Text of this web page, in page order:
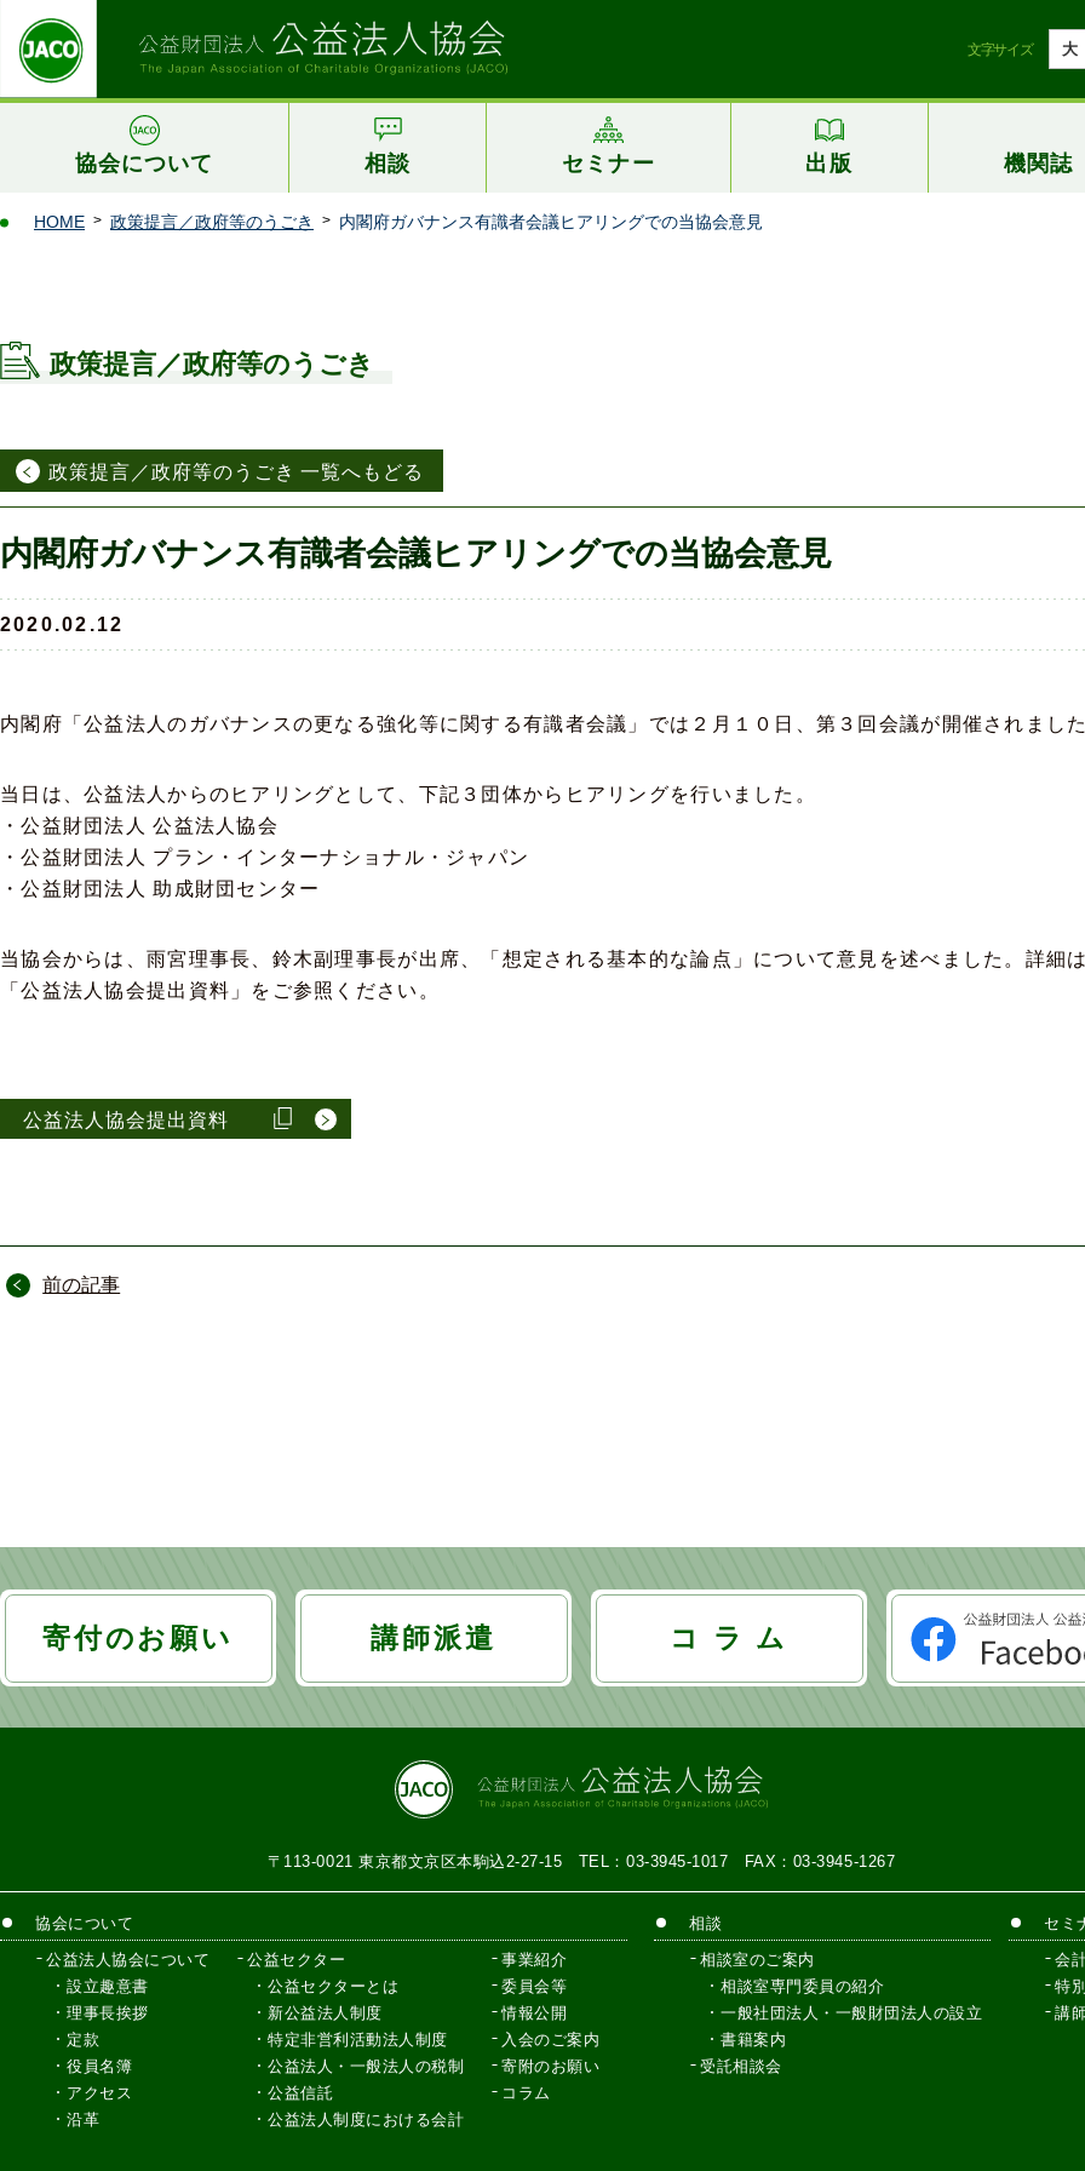
文字サイズ 大
協会について 相談 セミナー 出版 機関誌
HOME 政策提言／政府等のうごき 内閣府ガバナンス有識者会議ヒアリングでの当協会意見
政策提言／政府等のうごき
政策提言／政府等のうごき 一覧へもどる
内閣府ガバナンス有識者会議ヒアリングでの当協会意見
2020.02.12
内閣府「公益法人のガバナンスの更なる強化等に関する有識者会議」では２月１０日、第３回会議が開催されまし
当日は、公益法人からのヒアリングとして、下記３団体からヒアリングを行いました。
・公益財団法人 公益法人協会
・公益財団法人 プラン・インターナショナル・ジャパン
・公益財団法人 助成財団センター
当協会からは、雨宮理事長、鈴木副理事長が出席、「想定される基本的な論点」について意見を述べました。詳細
「公益法人協会提出資料」をご参照ください。
公益法人協会提出資料
投
ョ
前の記事
寄付のお願い 講師派遣 コ ラ ム
〒113-0021 東京都文京区本駒込2-27-15 TEL：03-3945-1017 FAX：03-3945-1267
協会について
公益法人協会について
設立趣意書
理事長挨拶
定款
役員名簿
アクセス
沿革
公益セクター
公益セクターとは
新公益法人制度
特定非営利活動法人制度
公益法人・一般法人の税制
公益信託
公益法人制度における会計
事業紹介
委員会等
情報公開
入会のご案内
寄附のお願い
コラム
相談
相談室のご案内
相談室専門委員の紹介
一般社団法人・一般財団法人の設立
書籍案内
受託相談会
セミ
会
特
講